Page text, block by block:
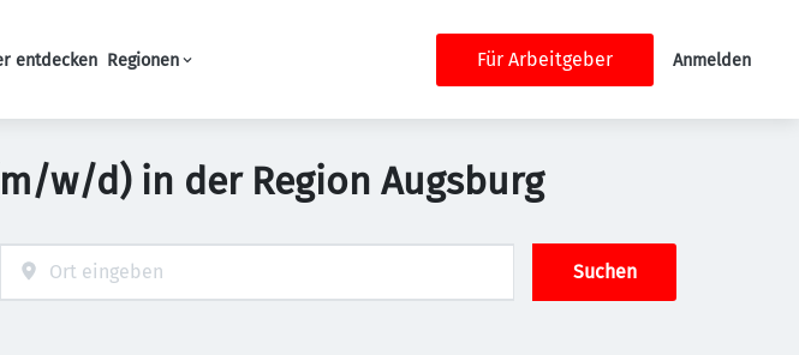
entdecken Regionen Für Arbeitgeber Anmelden
w/d) in der Region Augsburg
Suchen